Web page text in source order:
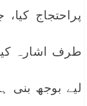
پراحتجاج
طرف اشارہ
لیے بوجھ بنی